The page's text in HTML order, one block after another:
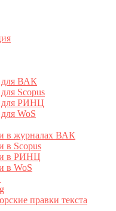
для ВАК
Scopus
для РИНЦ
WoS
в журналах ВАК
в Scopus
в РИНЦ
в WoS
правки текста